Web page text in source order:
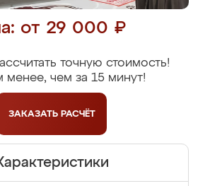
от 29 000 ₽
точную стоимость!
менее, чем за 15 минут!
ЗАКАЗАТЬ РАСЧЁТ